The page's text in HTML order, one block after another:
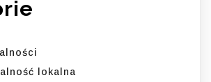
lokalna